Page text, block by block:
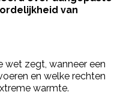
van
wet zegt, wanneer een
en welke rechten
warmte.